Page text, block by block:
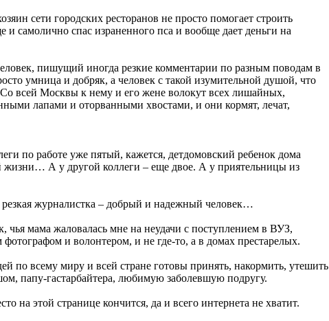
сети городских ресторанов не просто помогает строить
и самолично спас израненного пса и вообще дает деньги на
пишущий иногда резкие комментарии по разным поводам в
умница и добряк, а человек с такой изумительной душой, что
Со всей Москвы к нему и его жене волокут всех лишайных,
лапами и оторванными хвостами, и они кормят, лечат,
по работе уже пятый, кажется, детдомовский ребенок дома
жизни… А у другой коллеги – еще двое. А у приятельницы из
резкая журналистка – добрый и надежный человек…
чья мама жаловалась мне на неудачи с поступлением в ВУЗ,
и волонтером, и не где-то, а в домах престарелых.
по всему миру и всей стране готовы принять, накормить, утешить
папу-гастарбайтера, любимую заболевшую подругу.
на этой странице кончится, да и всего интернета не хватит.